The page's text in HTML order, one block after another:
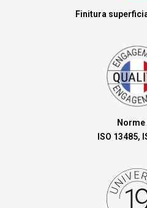
Finitura
Norme
ISO 13485,